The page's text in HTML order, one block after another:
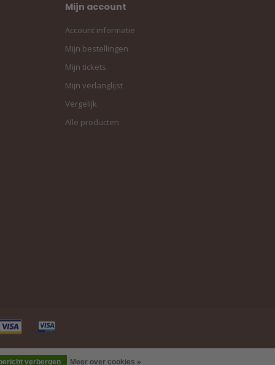
verbergen Meer over cookies »
Mijn account
Account informatie
Mijn bestellingen
Mijn tickets
Mijn verlanglijst
Vergelijk
Alle producten